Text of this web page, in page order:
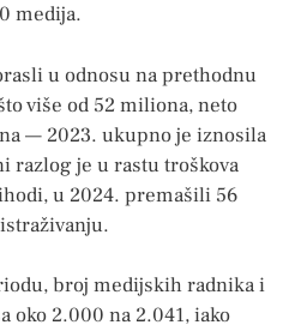
medija.
u odnosu na prethodnu
više od 52 miliona, neto
— 2023. ukupno je iznosila
razlog je u rastu troškova
u 2024. premašili 56
broj medijskih radnika i
oko 2.000 na 2.041, iako